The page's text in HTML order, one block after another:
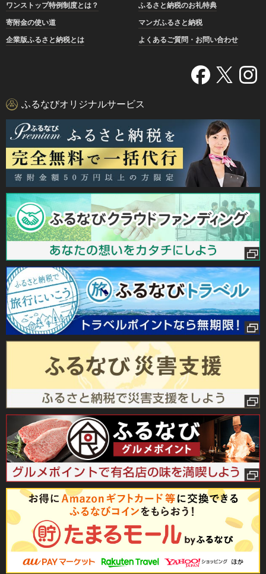
ワンストップ特例制度とは？
ふるさと納税のお礼特典
寄附金の使い道
マンガふるさと納税
企業版ふるさと納税とは
よくあるご質問・お問い合わせ
ふるなびオリジナルサービス